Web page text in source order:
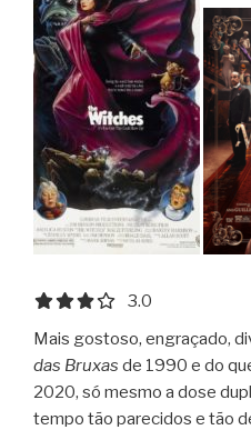
3.0 out of 5.0 stars
3.0
Mais gostoso, engraçado,
das Bruxas de 1990 e do
2020, só mesmo a dose
tempo tão parecidos e tão